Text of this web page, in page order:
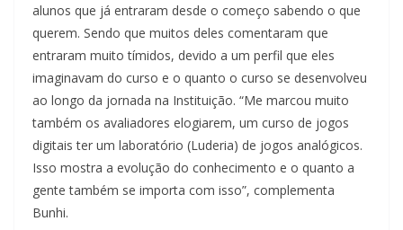
alunos que já entraram desde o começo sabendo o que
querem. Sendo que muitos deles comentaram que
entraram muito tímidos, devido a um perfil que eles
imaginavam do curso e o quanto o curso se desenvolveu
ao longo da jornada na Instituição. “Me marcou muito
também os avaliadores elogiarem, um curso de jogos
digitais ter um laboratório (Luderia) de jogos analógicos.
Isso mostra a evolução do conhecimento e o quanto a
gente também se importa com isso”, complementa
Bunhi.